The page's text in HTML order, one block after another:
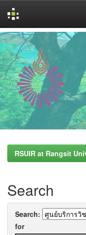
Skip
navigation
RSUIR at Rangsit
Search
Search:
for